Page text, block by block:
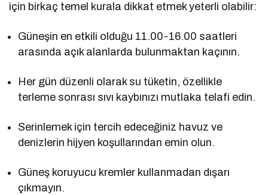
için birkaç temel kurala dikkat etmek yeterli olabilir:
Güneşin en etkili olduğu 11.00-16.00 saatleri
arasında açık alanlarda bulunmaktan kaçının.
Her gün düzenli olarak su tüketin, özellikle
terleme sonrası sıvı kaybınızı mutlaka telafi edin.
Serinlemek için tercih edeceğiniz havuz ve
denizlerin hijyen koşullarından emin olun.
Güneş koruyucu kremler kullanmadan dışarı
çıkmayın.